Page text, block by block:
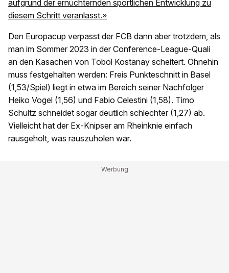
aufgrund der ernüchternden sportlichen Entwicklung zu
diesem Schritt veranlasst.»
Den Europacup verpasst der FCB dann aber trotzdem, als
man im Sommer 2023 in der Conference-League-Quali
an den Kasachen von Tobol Kostanay scheitert. Ohnehin
muss festgehalten werden: Freis Punkteschnitt in Basel
(1,53/Spiel) liegt in etwa im Bereich seiner Nachfolger
Heiko Vogel (1,56) und Fabio Celestini (1,58). Timo
Schultz schneidet sogar deutlich schlechter (1,27) ab.
Vielleicht hat der Ex-Knipser am Rheinknie einfach
rausgeholt, was rauszuholen war.